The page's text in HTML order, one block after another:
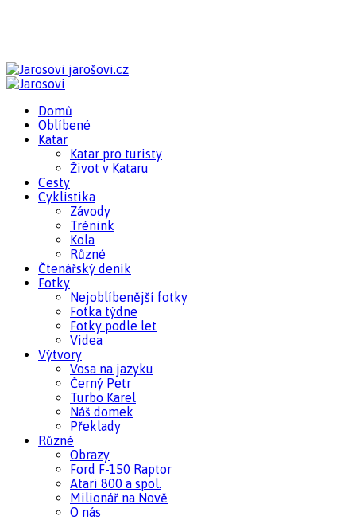
jarošovi.cz
Domů
Oblíbené
Katar
Katar pro turisty
Život v Kataru
Cesty
Cyklistika
Závody
Trénink
Kola
Různé
Čtenářský deník
Fotky
Nejoblíbenější fotky
Fotka týdne
Fotky podle let
Videa
Výtvory
Vosa na jazyku
Černý Petr
Turbo Karel
Náš domek
Překlady
Různé
Obrazy
Ford F-150 Raptor
Atari 800 a spol.
Milionář na Nově
O nás